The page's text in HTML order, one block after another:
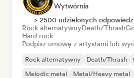
Wytwórnia
> 2500 udzielonych
Rock alternatywnyDeath/Thrash
Hard rock
Podpisz umowę z artystami lub
Rock alternatywny Death/Thrash
Melodic metal
Metal/Heavy metal